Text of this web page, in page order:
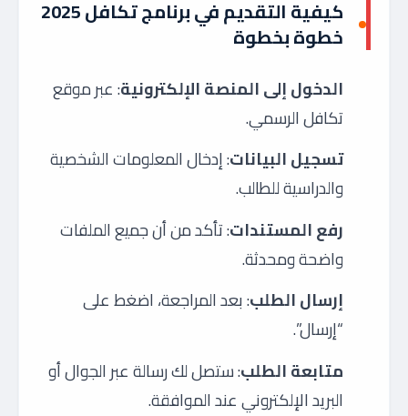
كيفية التقديم في برنامج تكافل 2025
خطوة بخطوة
الدخول إلى المنصة الإلكترونية: عبر موقع
تكافل الرسمي.
تسجيل البيانات: إدخال المعلومات الشخصية
والدراسية للطالب.
رفع المستندات: تأكد من أن جميع الملفات
واضحة ومحدثة.
إرسال الطلب: بعد المراجعة، اضغط على
“إرسال”.
متابعة الطلب: ستصل لك رسالة عبر الجوال أو
البريد الإلكتروني عند الموافقة.